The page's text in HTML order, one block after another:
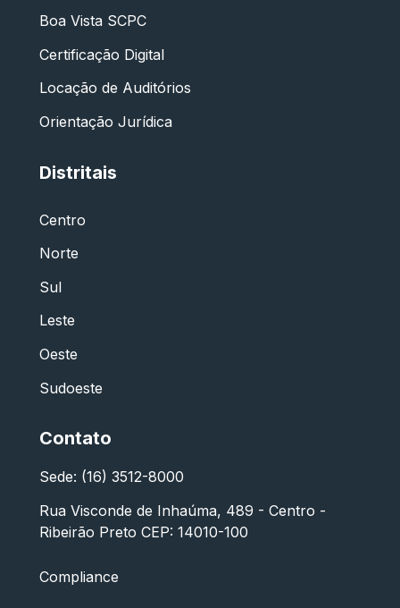
Boa Vista SCPC
Certificação Digital
Locação de Auditórios
Orientação Jurídica
Distritais
Centro
Norte
Sul
Leste
Oeste
Sudoeste
Contato
Sede: (16) 3512-8000
Rua Visconde de Inhaúma, 489 - Centro -
Ribeirão Preto CEP: 14010-100
Compliance